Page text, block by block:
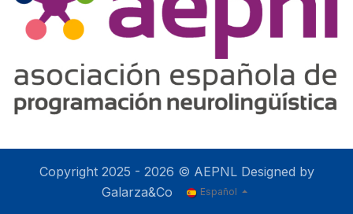
Copyright 2025 - 2026 © AEPNL Designed by
Galarza&Co
Español